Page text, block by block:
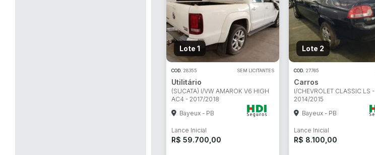
Lote 1
COD. 28355 SEM LICITANTES
Utilitário
(SUCATA) I/VW AMAROK V6 HIGH
AC4 - 2017/2018
Bayeux - PB
Lance Inicial
R$ 59.700,00
Lote 2
COD. 27765
Carros
I/CHEVROLET CLASSIC LS -
2014/2015
Bayeux - PB
Lance Inicial
R$ 8.100,00